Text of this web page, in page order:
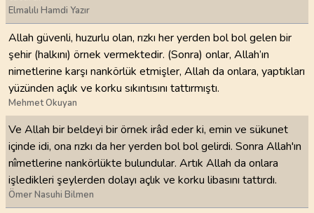
Elmalılı Hamdi Yazır
Allah güvenli, huzurlu olan, rızkı her yerden bol bol gelen bir
şehir (halkını) örnek vermektedir. (Sonra) onlar, Allah’ın
nimetlerine karşı nankörlük etmişler, Allah da onlara, yaptıkları
yüzünden açlık ve korku sıkıntısını tattırmıştı.
Mehmet Okuyan
Ve Allah bir beldeyi bir örnek irâd eder ki, emin ve sükunet
içinde idi, ona rızkı da her yerden bol bol gelirdi. Sonra Allah'ın
nîmetlerine nankörlükte bulundular. Artık Allah da onlara
işledikleri şeylerden dolayı açlık ve korku libasını tattırdı.
Ömer Nasuhi Bilmen